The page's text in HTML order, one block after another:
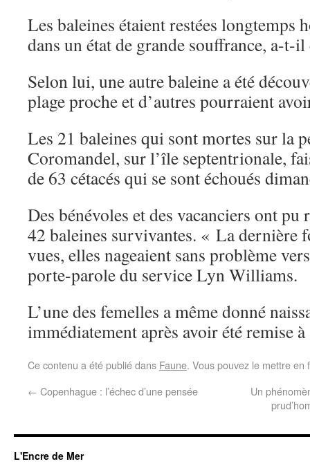
Les baleines étaient restées longtemps
dans un état de grande souffrance, a-t-
Selon lui, une autre baleine a été
plage proche et d’autres pourraient
Les 21 baleines qui sont mortes sur la
Coromandel, sur l’île septentrionale,
de 63 cétacés qui se sont échoués
Des bénévoles et des vacanciers ont
42 baleines survivantes. « La dernière
vues, elles nageaient sans problème
porte-parole du service Lyn Williams.
L’une des femelles a même donné
immédiatement après avoir été remise
Ce contenu a été publié dans Faune. Vous pouvez le mettre
← Copenhague : l’échec d’une pensée
Un
L'Encre de Mer